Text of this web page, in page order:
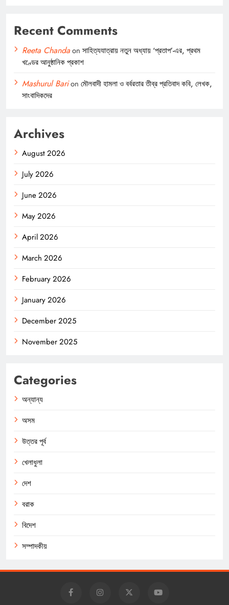
Recent Comments
Reeta Chandaon সাহিত্যযাত্রায় নতুন অধ্যায় ‘প্রতাপ’-এর, প্রথম
খণ্ডের আনুষ্ঠানিক প্রকাশ
Mashurul Barion মৌলবাদী হামলা ও বর্বরতার তীব্র প্রতিবাদ কবি, লেখক,
সাংবাদিকদের
Archives
August 2026
July 2026
June 2026
May 2026
April 2026
March 2026
February 2026
January 2026
December 2025
November 2025
Categories
অন্যান্য
অসম
উত্তর পূর্ব
খেলাধুলা
দেশ
বরাক
বিদেশ
সম্পাদকীয়